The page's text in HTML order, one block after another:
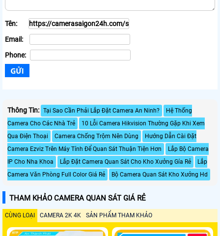
Tên:
Email:
Phone:
Thông Tin: Tại Sao Cần Phải Lắp Đặt Camera An Ninh?
Hệ Thống
Camera Cho Các Nhà Trẻ
10 Lỗi Camera Hikvision Thường Gặp Khi Xem
Qua Điện Thoại
Camera Chống Trộm Nên Dùng
Hướng Dẫn Cài Đặt
Camera Ezviz Trên Máy Tính Để Quan Sát Thuận Tiện Hơn
Lắp Bộ Camera
IP Cho Nha Khoa
Lắp Đặt Camera Quan Sát Cho Kho Xưởng Gía Rẻ
Lắp
Camera Văn Phòng Full Color Giá Rẻ
Bộ Camera Quan Sát Kho Xưởng Hd
THAM KHẢO CAMERA QUAN SÁT GIÁ RẺ
CÙNG LOẠI CAMERA 2K 4K SẢN PHẨM THAM KHẢO